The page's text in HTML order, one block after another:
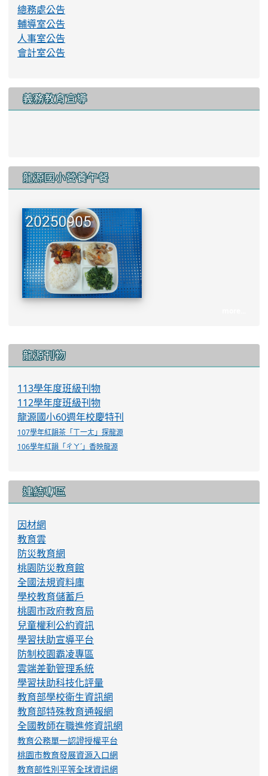
總務處公告
輔導室公告
人事室公告
會計室公告
義務教育宣導
龍源國小營養午餐
龍源刊物
113學年度班級刊物
112學年度班級刊物
龍源國小60週年校慶特刊
107學年紅韻茶「ㄒ一ㄤ」探龍源
106學年紅韻「ㄔㄚˊ」香映龍源
連結專區
因材網
教育雲
防災教育網
桃園防災教育館
全國法規資料庫
學校教育儲蓄戶
桃園市政府教育局
兒童權利公約資訊
學習扶助宣導平台
防制校園霸凌專區
雲端差勤管理系統
學習扶助科技化評量
教育部學校衛生資訊網
教育部特殊教育通報網
全國教師在職進修資訊網
教育公務單一認證授權平台
桃園市教育發展資源入口網
教育部性別平等全球資訊網